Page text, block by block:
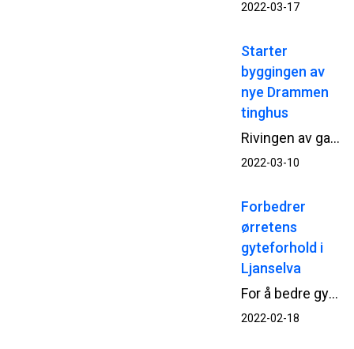
2022-03-17
Starter
byggingen av
nye Drammen
tinghus
Rivingen av gamle Park hotell i Drammen er gjennomført. Nå starter Statsbygg og NCC opp betongarbeidene til det nye tinghuset.
2022-03-10
Forbedrer
ørretens
gyteforhold i
Ljanselva
For å bedre gyteforholdene for ørreten i Ljanselva i Oslo, har NCC Område Oslo nylig utført habitatforbedring.
2022-02-18